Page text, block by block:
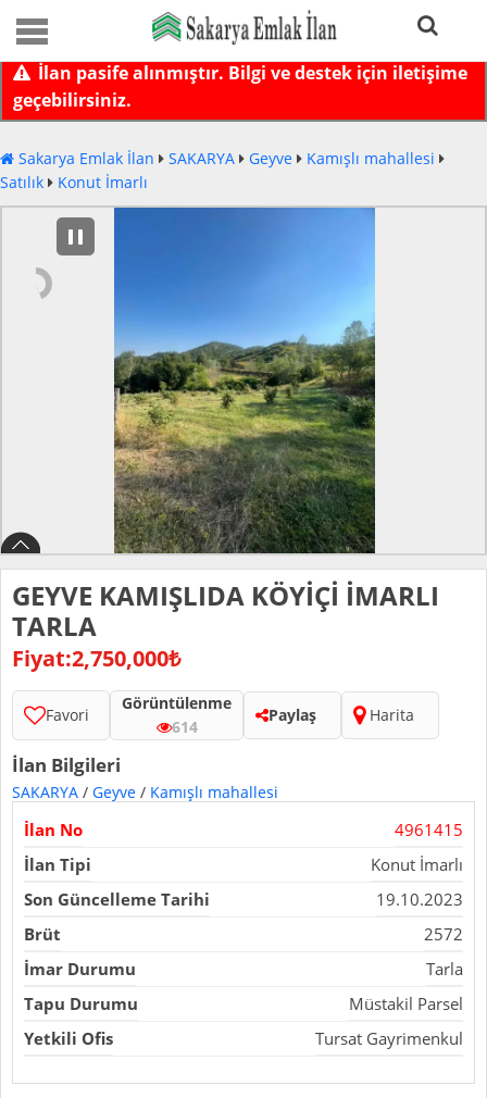
İlan pasife alınmıştır. Bilgi ve destek için iletişime
geçebilirsiniz.
Sakarya Emlak İlan SAKARYA Geyve
Kamışlı mahallesi
Satılık
Konut İmarlı
GEYVE KAMIŞLIDA KÖYİÇİ İMARLI
TARLA
Fiyat:2,750,000₺
Favori
Görüntülenme
614
Paylaş Harita
İlan Bilgileri
SAKARYA / Geyve / Kamışlı mahallesi
İlan No
4961415
İlan Tipi
Konut İmarlı
Son Güncelleme Tarihi
19.10.2023
Brüt
2572
İmar Durumu
Tarla
Tapu Durumu
Müstakil Parsel
Yetkili Ofis
Tursat Gayrimenkul